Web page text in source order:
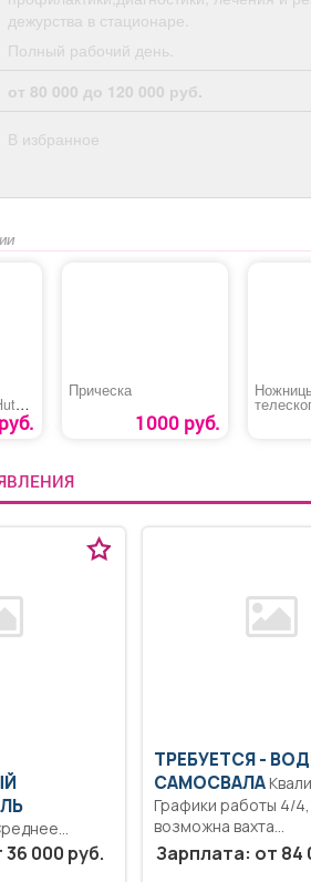
дежурства в стационаре.
Полный рабочий день.
от 80 000 до 120 000 руб.
В избранное
Прическа
1000 руб.
000 руб.
ТРЕБУЕТСЯ -
САМОСВАЛА
Графики работы 4/
возможна вахта...
Зарплата: от 84